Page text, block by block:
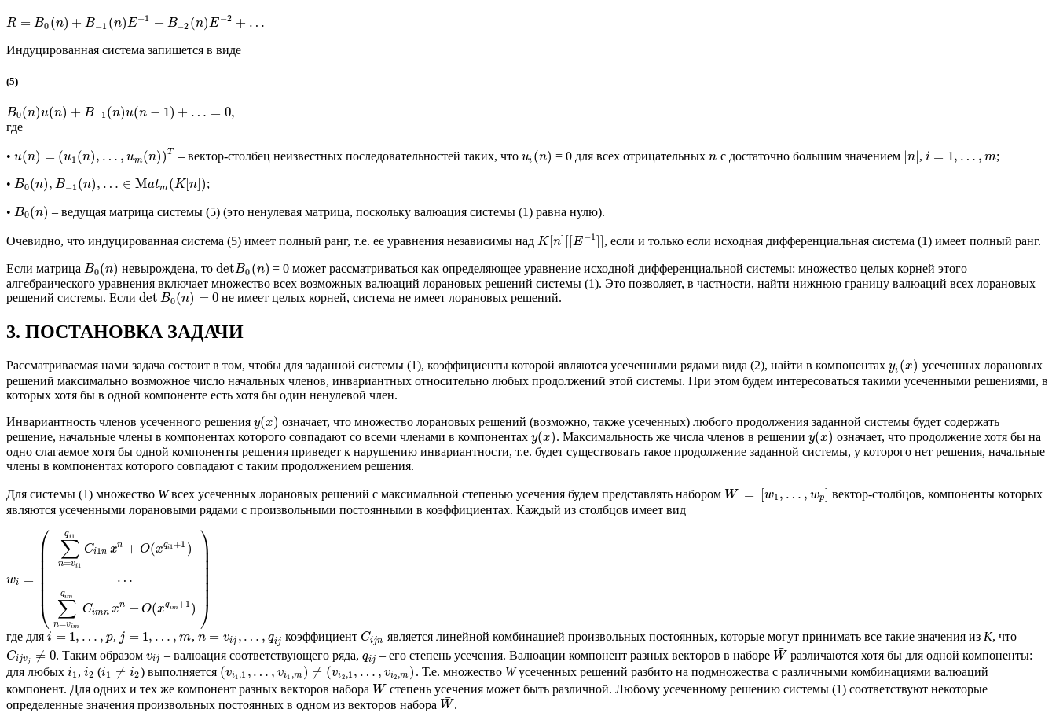
R = B0 (n) + B−1 (n)E−1 + B−2 (n)E−2 + …
Индуцированная система запишется в виде
(5)
B0(n)u(n) + B−1 (n)u(n − 1) + … = 0,
где
• u(n) = (u1 (n), … , um(n))T – вектор-столбец неизвестных последовательностей таких, что ui (n) = 0 для всех отрицательныхn с достаточно большим значением n| , i = 1, … , m;
• B0(n), B−1 (n), … ∈ Matm (K[n );
• B0(n) – ведущая матрица системы (5) (это ненулевая матрица, поскольку валюация системы (1) равна нулю).
Очевидно, что индуцированная система (5) имеет полный ранг, т.е. ее уравнения независимы над K[n] [[E−1]], если и только если исходная дифференциальная система (1) имеет полный ранг.
Если матрица B0(n) невырождена, тоdetB0 (n) = 0 может рассматриваться как определяющее уравнение исходной дифференциальной системы: множество целых корней этого
алгебраического уравнения включает множество всех возможных валюаций лорановых решений системы (1). Это позволяет, в частности, найти нижнюю границу валюаций всех лорановых
решений системы. Если det B0(n) = 0не имеет целых корней, система не имеет лорановых решений.
3. ПОСТАНОВКА ЗАДАЧИ
Рассматриваемая нами задача состоит в том, чтобы для заданной системы (1), коэффициенты которой являются усеченными рядами вида (2), найти в компонентах yi (x) усеченных лорановых
решений максимально возможное число начальных членов, инвариантных относительно любых продолжений этой системы. При этом будем интересоваться такими усеченными решениями, в
которых хотя бы в одной компоненте есть хотя бы один ненулевой член.
Инвариантность членов усеченного решения y(x) означает, что множество лорановых решений (возможно, также усеченных) любого продолжения заданной системы будет содержать
решение, начальные члены в компонентах которого совпадают со всеми членами в компонентах y(x). Максимальность же числа членов в решенииy(x) означает, что продолжение хотя бы на
одно слагаемое хотя бы одной компоненты решения приведет к нарушению инвариантности, т.е. будет существовать такое продолжение заданной системы, у которого нет решения, начальные
члены в компонентах которого совпадают с таким продолжением решения.
Для системы (1) множество Wвсех усеченных лорановых решений с максимальной степенью усечения будем представлять набором W
¯ = [w1 , … , wp] вектор-столбцов, компоненты которых
являются усеченными лорановыми рядами с произвольными постоянными в коэффициентах. Каждый из столбцов имеет вид
wi =
⎛
⎝
⎜
⎜
⎜⎜
∑
n=vi1
qi1
Ci1n xn + O(xqi1+1 )
⋯
∑
n=vim
qim
Cimn xn + O(xqim+1 )
⎞
⎠
⎟⎟⎟⎟⎟⎟⎟
где для i = 1, … , p, j = 1, … , m, n = vij , … , qij коэффициентCijn является линейной комбинацией произвольных постоянных, которые могут принимать все такие значения из K, что
Cijvj ≠ 0. Таким образомvij – валюация соответствующего ряда,qij – его степень усечения. Валюации компонент разных векторов в наборе W
¯ различаются хотя бы для одной компоненты:
для любых i1 ,i2 (i1 ≠ i2) выполняется (vi1 ,1 , … , vi1 ,m ) ≠ (vi2 ,1 , … , vi2 ,m ) . Т.е. множество Wусеченных решений разбито на подмножества с различными комбинациями валюаций
компонент. Для одних и тех же компонент разных векторов набора W
¯ степень усечения может быть различной. Любому усеченному решению системы (1) соответствуют некоторые
определенные значения произвольных постоянных в одном из векторов набора W
¯ .